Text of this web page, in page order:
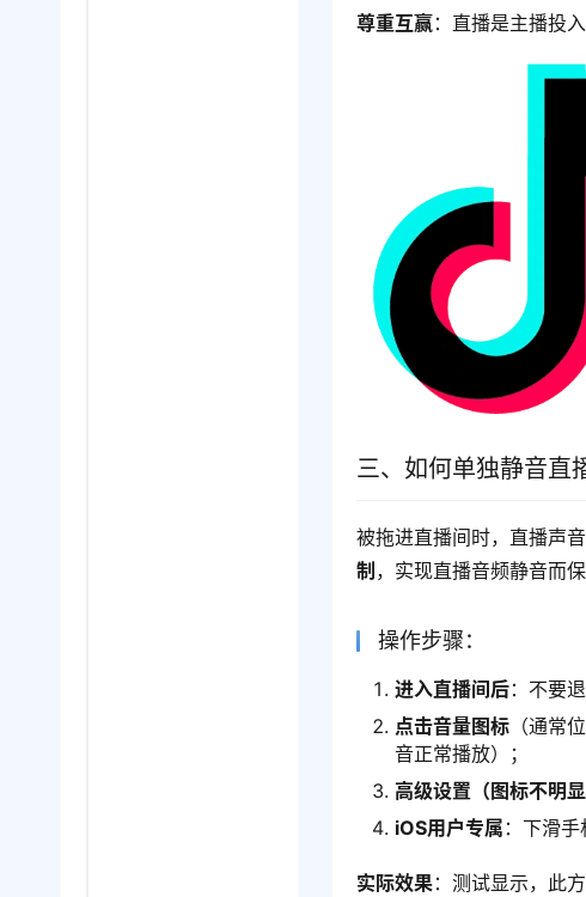
尊重互赢：直播是主播投
三、如何单独静音直
被拖进直播间时，直播声
制，实现直播音频静音而
操作步骤：
进入直播间后：不要
点击音量图标 （通常
音正常播放）；
高级设置（图标不明显
iOS用户专属 ：下滑
实际效果：测试显示，此